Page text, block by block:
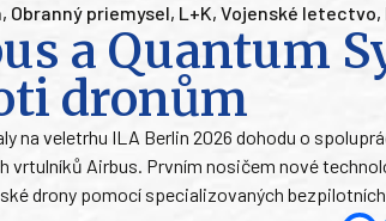
, Obranný priemysel, L+K, Vojenské letectvo,
a Quantum
dronům
na veletrhu ILA Berlin 2026 dohodu o
Airbus. Prvním nosičem nové
drony pomocí specializovaných